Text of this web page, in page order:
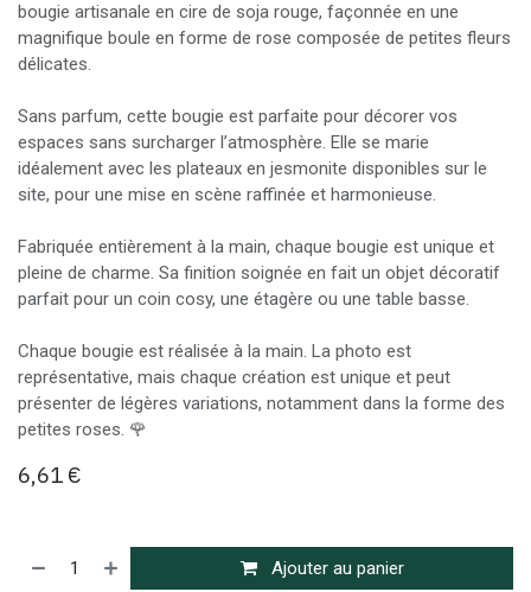
bougie artisanale en cire de soja rouge, façonnée en une
magnifique boule en forme de rose composée de petites fleurs
délicates.
Sans parfum, cette bougie est parfaite pour décorer vos
espaces sans surcharger l’atmosphère. Elle se marie
idéalement avec les plateaux en jesmonite disponibles sur le
site, pour une mise en scène raffinée et harmonieuse.
Fabriquée entièrement à la main, chaque bougie est unique et
pleine de charme. Sa finition soignée en fait un objet décoratif
parfait pour un coin cosy, une étagère ou une table basse.
Chaque bougie est réalisée à la main. La photo est
représentative, mais chaque création est unique et peut
présenter de légères variations, notamment dans la forme des
petites roses. 🌹
6,61 €
Ajouter au panier